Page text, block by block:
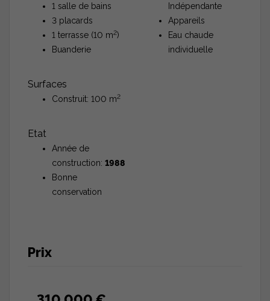
1 salle de bains
3 placards
1 terrasse (10 m2)
Buanderie
Surfaces
Construit: 100 m2
Etat
Année de
construction: 1988
Bonne
conservation
Indépendante
Appareils
Eau chaude
individuelle
Prix